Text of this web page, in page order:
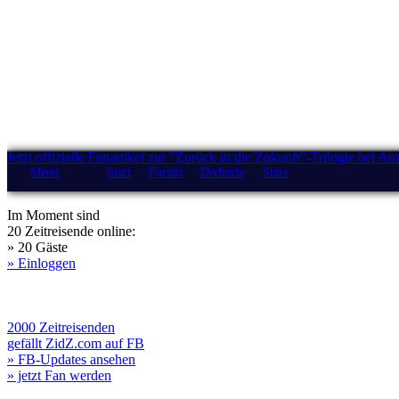
Jetzt offizielle Fanartikel zur "Zurück in die Zukunft"-Trilogie bei
Menü Start Forum Drehorte Stars
Im Moment sind
20 Zeitreisende online:
» 20 Gäste
» Einloggen
2000 Zeitreisenden
gefällt ZidZ.com auf FB
» FB-Updates ansehen
» jetzt Fan werden